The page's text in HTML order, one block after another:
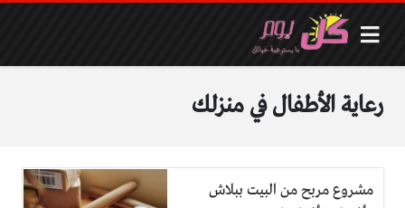
رعاية الأطفال في منزلك
مشروع مربح من البيت ببلاش